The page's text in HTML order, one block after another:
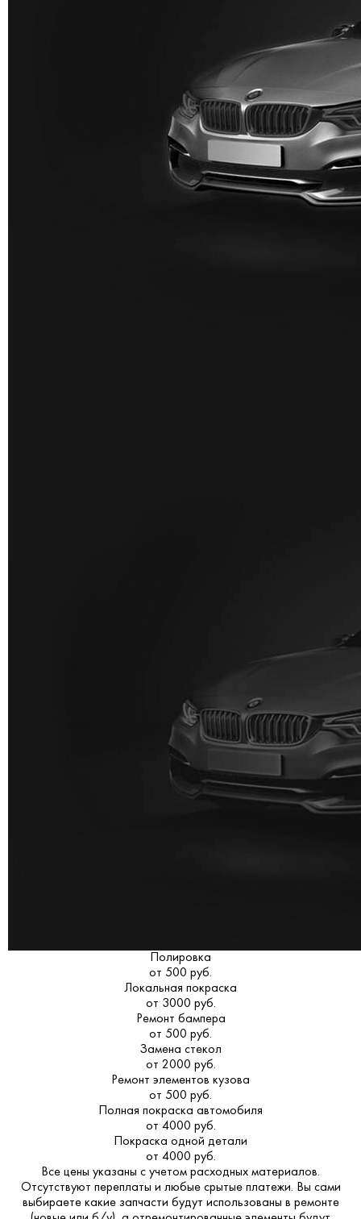
Полировка
от 500 руб.
Локальная покраска
от 3000 руб.
Ремонт бампера
от 500 руб.
Замена стекол
от 2000 руб.
Ремонт элементов кузова
от 500 руб.
Полная покраска автомобиля
от 4000 руб.
Покраска одной детали
от 4000 руб.
Все цены указаны с учетом расходных материалов.
Отсутствуют переплаты и любые срытые платежи. Вы сами
выбираете какие запчасти будут использованы в ремонте